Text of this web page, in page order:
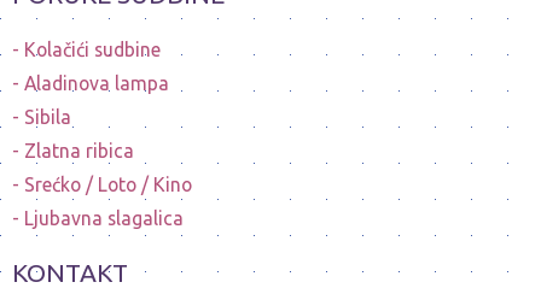
Kolačići sudbine
Aladinova lampa
Sibila
Zlatna ribica
Srećko / Loto / Kino
Ljubavna slagalica
KONTAKT